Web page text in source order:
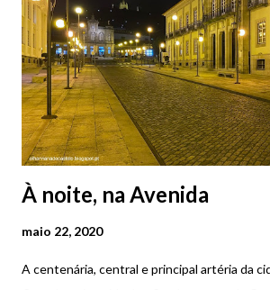
À noite, na Avenida
maio 22, 2020
A centenária, central e principal artéria da